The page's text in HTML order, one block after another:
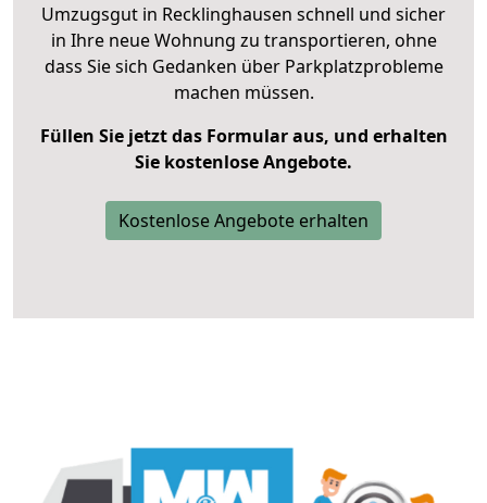
Umzugsgut in Recklinghausen schnell und sicher
in Ihre neue Wohnung zu transportieren, ohne
dass Sie sich Gedanken über Parkplatzprobleme
machen müssen.
Füllen Sie jetzt das Formular aus, und erhalten
Sie kostenlose Angebote.
Kostenlose Angebote erhalten